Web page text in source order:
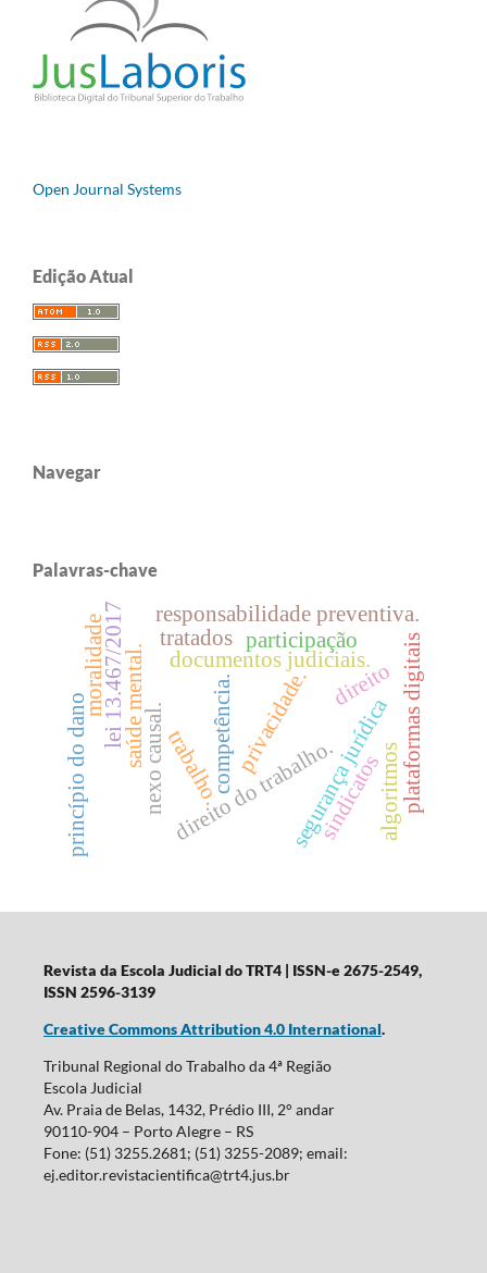
Open Journal Systems
Edição Atual
Navegar
Palavras-chave
segurança jurídica
direito do trabalho.
competência.
documentos judiciais.
nexo causal.
saúde mental. trabalho.
lei 13.467/2017
sindicatos
participação
direito
moralidade
princípio do dano privacidade.
responsabilidade preventiva.
tratados
plataformas digitais
algoritmos
Revista da Escola Judicial do TRT4 | ISSN-e 2675-2549,
ISSN 2596-3139
Creative Commons Attribution 4.0 International.
Tribunal Regional do Trabalho da 4ª Região
Escola Judicial
Av. Praia de Belas, 1432, Prédio III, 2° andar
90110-904 – Porto Alegre – RS
Fone: (51) 3255.2681; (51) 3255-2089; email:
ej.editor.revistacientifica@trt4.jus.br